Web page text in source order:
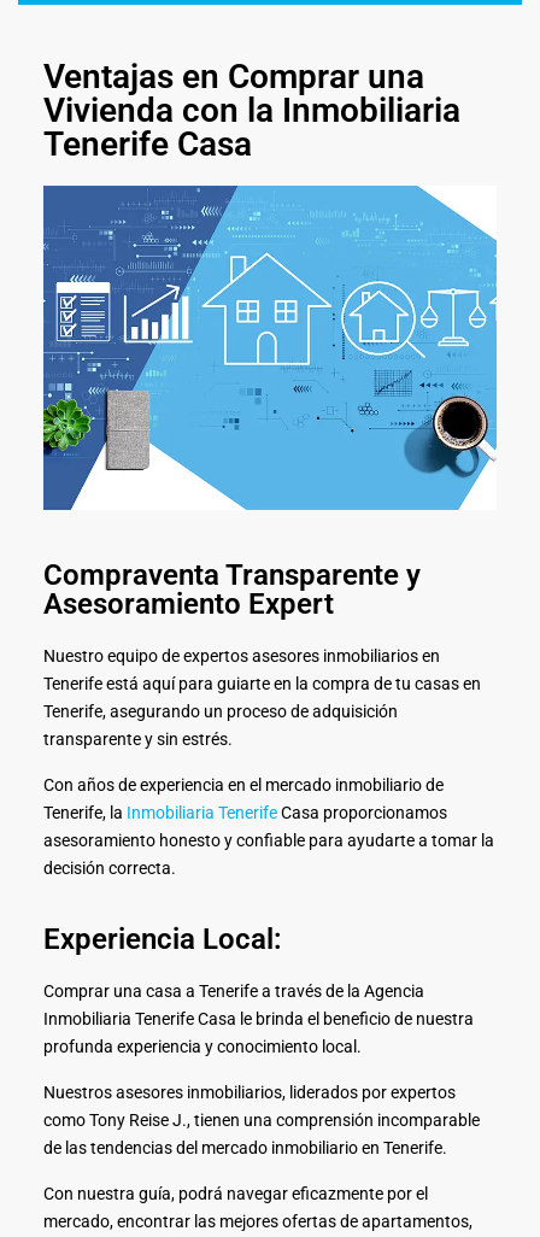
Ventajas en Comprar una
Vivienda con la Inmobiliaria
Tenerife Casa
Compraventa Transparente y
Asesoramiento Expert
Nuestro equipo de expertos asesores inmobiliarios en
Tenerife está aquí para guiarte en la compra de tu casas en
Tenerife, asegurando un proceso de adquisición
transparente y sin estrés.
Con años de experiencia en el mercado inmobiliario de
Tenerife, la Inmobiliaria TenerifeCasa proporcionamos
asesoramiento honesto y confiable para ayudarte a tomar la
decisión correcta.
Experiencia Local:
Comprar una casa a Tenerife a través de la Agencia
Inmobiliaria Tenerife Casa le brinda el beneficio de nuestra
profunda experiencia y conocimiento local.
Nuestros asesores inmobiliarios, liderados por expertos
como Tony Reise J., tienen una comprensión incomparable
de las tendencias del mercado inmobiliario en Tenerife.
Con nuestra guía, podrá navegar eficazmente por el
mercado, encontrar las mejores ofertas de apartamentos,